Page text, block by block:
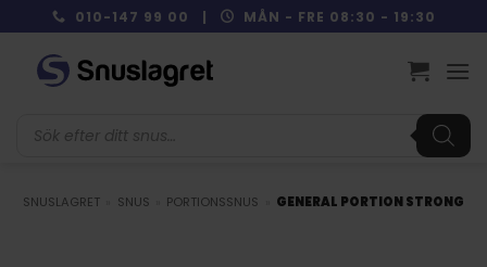
to
content
010-147 99 00 | MÅN - FRE 08:30 - 19:30
SNUSLAGRET SNUS PORTIONSSNUS GENERAL PORTION STRONG